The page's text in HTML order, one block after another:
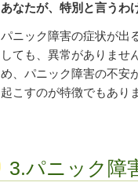
あなたが、特別と言うわ
パニック障害の症状が出
しても、異常がありませ
め、パニック障害の不安
起こすのが特徴でもあり
3.パニック障